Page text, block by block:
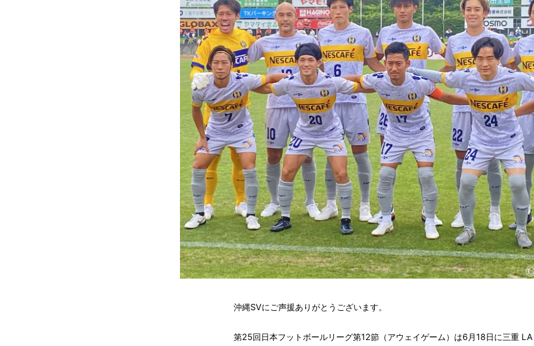
沖縄SVにご声援ありがとうございます。
第25回日本フットボールリーグ第12節（アウェイゲーム）は6月18日に三重